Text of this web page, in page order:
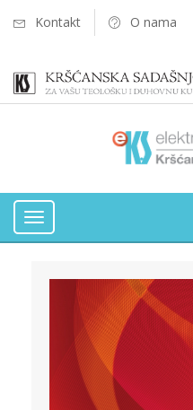
Kontakt O nama
Toggle